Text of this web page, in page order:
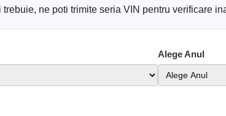
ne poti trimite seria VIN pentru verificare
Alege Anul